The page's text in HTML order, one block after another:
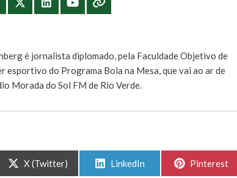
é jornalista diplomado, pela Faculdade Objetivo de
esportivo do Programa Bola na Mesa, que vai ao ar de
Morada do Sol FM de Rio Verde.
Share
on
X (Twitter)
Share
LinkedIn
Share
Pinterest